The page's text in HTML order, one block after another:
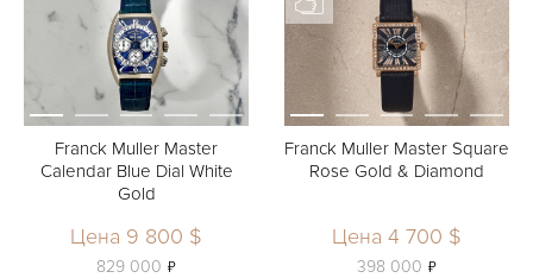
Franck Muller Master
Calendar Blue Dial White
Gold
Цена 9 800 $
829 000 ь
Franck Muller Master Square
Rose Gold & Diamond
Цена 4 700 $
398 000 ь